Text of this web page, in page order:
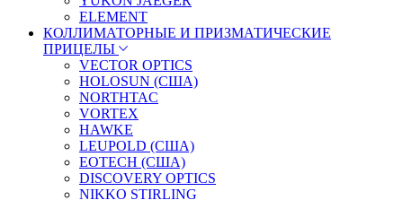
ELEMENT
КОЛЛИМАТОРНЫЕ И ПРИЗМАТИЧЕСКИЕ
ПРИЦЕЛЫ
VECTOR OPTICS
HOLOSUN (США)
NORTHTAC
VORTEX
HAWKE
LEUPOLD (США)
EOTECH (США)
DISCOVERY OPTICS
NIKKO STIRLING